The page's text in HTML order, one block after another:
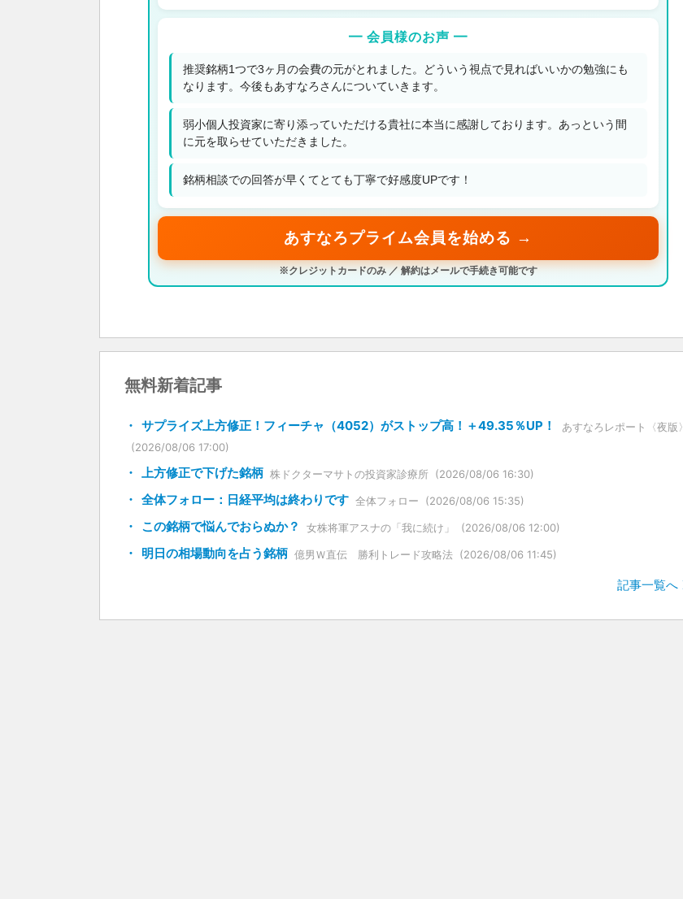
━ 会員様のお声 ━
推奨銘柄1つで3ヶ月の会費の元がとれました。どういう視点で見ればいいかの勉強にも
なります。今後もあすなろさんについていきます。
弱小個人投資家に寄り添っていただける貴社に本当に感謝しております。あっという間
に元を取らせていただきました。
銘柄相談での回答が早くてとても丁寧で好感度UPです！
あすなろプライム会員を始める →
※クレジットカードのみ ／ 解約はメールで手続き可能です
無料新着記事
サプライズ上方修正！フィーチャ（4052）がストップ高！＋49.35％UP！
あすなろレポート〈夜版〉
(2026/08/06 17:00)
上方修正で下げた銘柄 株ドクターマサトの投資家診療所 (2026/08/06 16:30)
全体フォロー：日経平均は終わりです 全体フォロー (2026/08/06 15:35)
この銘柄で悩んでおらぬか？ 女株将軍アスナの「我に続け」 (2026/08/06 12:00)
明日の相場動向を占う銘柄 億男Ｗ直伝 勝利トレード攻略法 (2026/08/06 11:45)
記事一覧へ